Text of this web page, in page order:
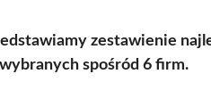
zestawienie
spośród 6 firm.